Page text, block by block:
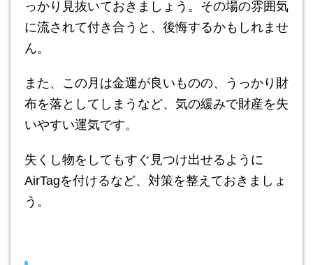
っかり見抜いておきましょう。その場の雰囲気
に流されて付き合うと、後悔するかもしれませ
ん。
また、この月は金運が良いものの、うっかり財
布を落としてしまうなど、気の緩みで財産を失
いやすい運気です。
失くし物をしてもすぐ見つけ出せるように
AirTagを付けるなど、対策を整えておきましょ
う。